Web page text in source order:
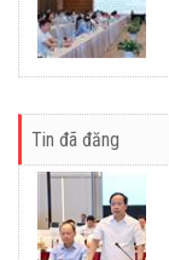
Tin đã đăng